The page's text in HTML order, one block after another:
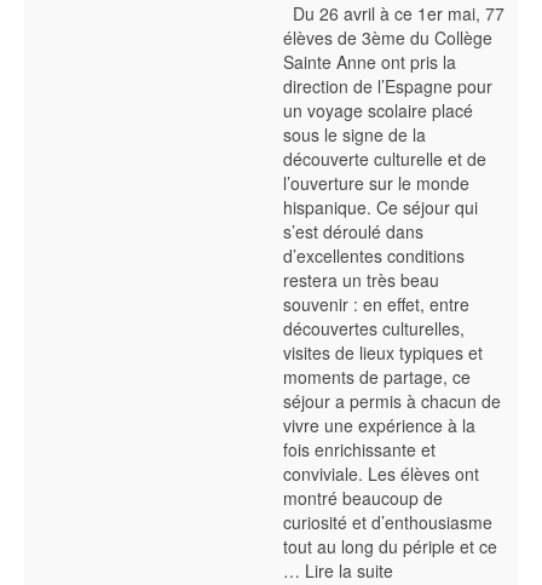
Du 26 avril à ce 1er mai, 77
élèves de 3ème du Collège
Sainte Anne ont pris la
direction de l’Espagne pour
un voyage scolaire placé
sous le signe de la
découverte culturelle et de
l’ouverture sur le monde
hispanique. Ce séjour qui
s’est déroulé dans
d’excellentes conditions
restera un très beau
souvenir : en effet, entre
découvertes culturelles,
visites de lieux typiques et
moments de partage, ce
séjour a permis à chacun de
vivre une expérience à la
fois enrichissante et
conviviale. Les élèves ont
montré beaucoup de
curiosité et d’enthousiasme
tout au long du périple et ce
… Lire la suite